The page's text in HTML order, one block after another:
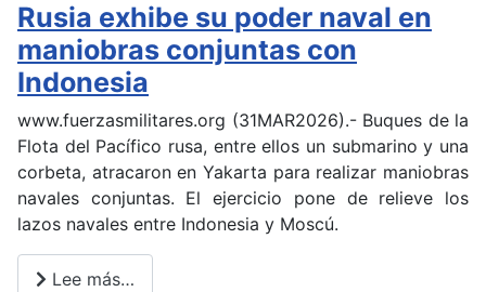
Rusia exhibe su poder naval en
maniobras conjuntas con
Indonesia
www.fuerzasmilitares.org (31MAR2026).- Buques de la
Flota del Pacífico rusa, entre ellos un submarino y una
corbeta, atracaron en Yakarta para realizar maniobras
navales conjuntas. El ejercicio pone de relieve los
lazos navales entre Indonesia y Moscú.
Lee más…